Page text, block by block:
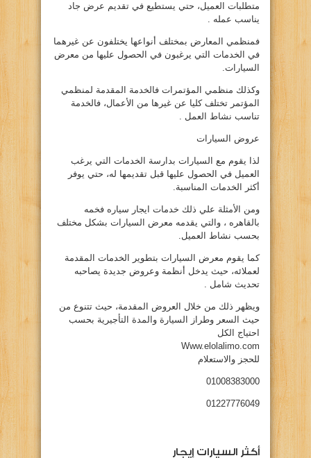
متطلبات العميل، حتي يستطيع في تقديم عرض جاد
يناسب عمله .
فمنظمي المعارض بمختلف أنواعها يختلفون عن غيرهما
في الخدمات التي يرغبون في الحصول عليها من معرض
السيارات.
وكذلك منظمي المؤتمرات فالخدمة المقدمة لمنظمي
المؤتمر تختلف كليا عن غيرها من الأعمال، فالخدمة
تناسب نشاط العمل .
عروض السيارات
لذا يقوم مع السيارات بدارسة الخدمات التي يرغب
العميل في الحصول عليها قبل تقديمها له، حتي يوفر
أكثر الخدمات المناسبة.
ومن الأمثلة علي ذلك خدمات ايجار سياره فخمه
بالقاهره ، والتي يقدمه معرض السيارات بشكل مختلف
بحسب نشاط العميل.
كما يقوم معرض السيارات بتطوير الخدمات المقدمة
لعملائه، حيث يدخل أنظمة وعروض جديدة يصاحبه
تحديث شامل .
ويظهر ذلك من خلال العروض المقدمة، حيث تتنوع من
حيث السعر وطراز السيارة والمدة التأجيرية بحسب
احتياج الكل
Www.elolalimo.com
للحجز والاستعلام
01008383000
01227776049
أكثر السيارات إيجار